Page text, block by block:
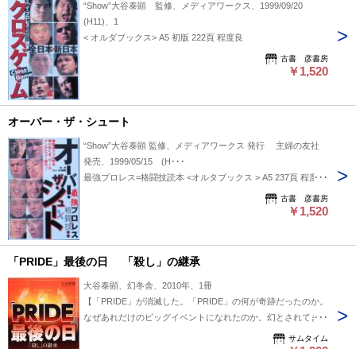
“Show”大谷泰顕 監修、メディアワークス、1999/09/20
(H11)、1
< オルダブックス> A5 初版 222頁 程度良
古書 彦書房
￥1,520
オーバー・ザ・シュート
“Show”大谷泰顕 監修、メディアワークス 発行 主婦の友社
発売、1999/05/15 (H･･･
最強プロレス=格闘技読本 <オルタブックス > A5 237頁 程度良
古書 彦書房
￥1,520
「PRIDE」最後の日 「殺し」の継承
大谷泰顕、幻冬舎、2010年、1冊
【「PRIDE」が消滅した。「PRIDE」の何が奇跡だったのか。
なぜあれだけのビッグイベントになれたのか。幻とされてきた
一戦すらも実現させてしまった魔力とは何なのか。謎を紐解く
サムタイム